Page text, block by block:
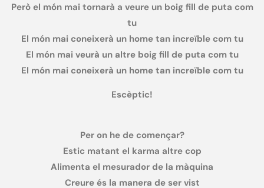
Però el món mai tornarà a veure un boig fill de puta com
tu
El món mai coneixerà un home tan increïble com tu
El món mai veurà un altre boig fill de puta com tu
El món mai coneixerà un home tan increïble com tu
Escèptic!
Per on he de començar?
Estic matant el karma altre cop
Alimenta el mesurador de la màquina
Creure és la manera de ser vist